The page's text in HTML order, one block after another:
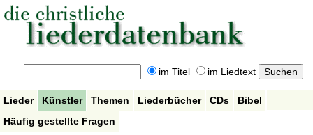
im Titel im Liedtext
Lieder Künstler Themen Liederbücher CDs
Bibel
Häufig gestellte Fragen